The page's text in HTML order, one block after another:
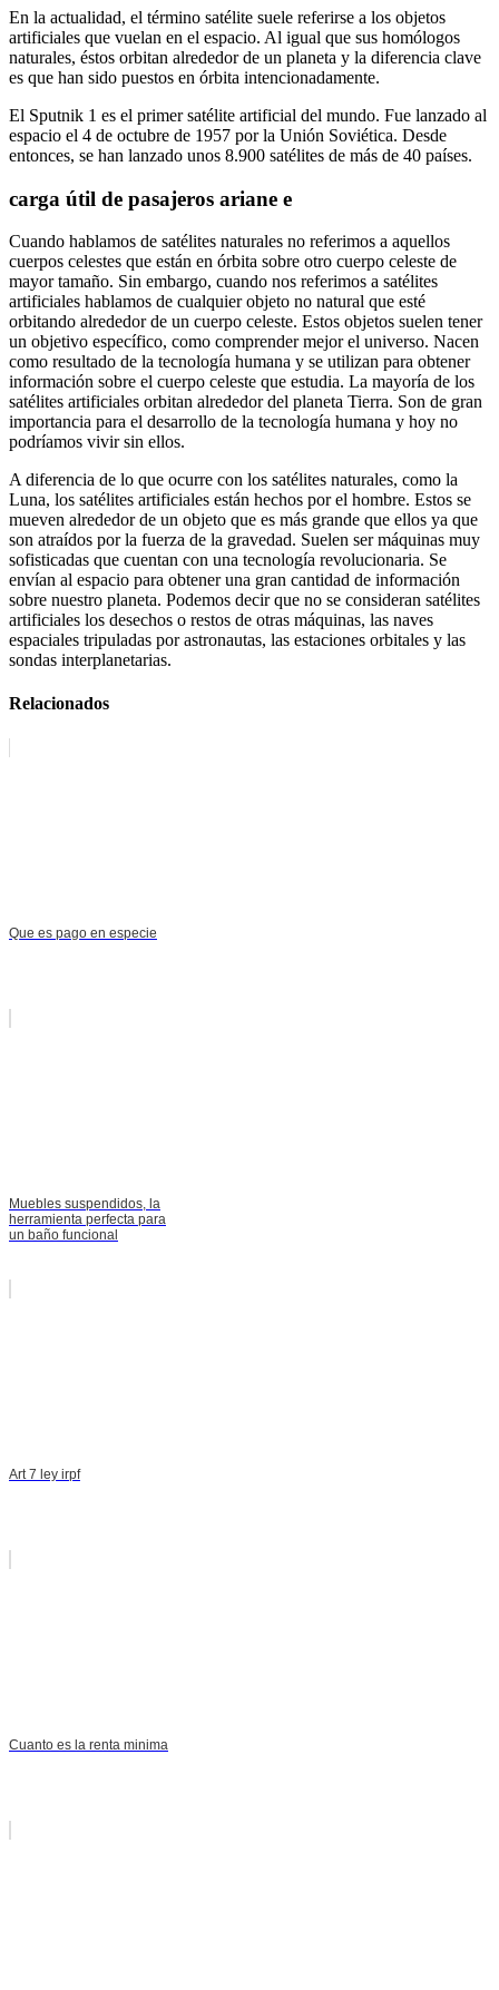
En la actualidad, el término satélite suele referirse a los objetos
artificiales que vuelan en el espacio. Al igual que sus homólogos
naturales, éstos orbitan alrededor de un planeta y la diferencia clave
es que han sido puestos en órbita intencionadamente.
El Sputnik 1 es el primer satélite artificial del mundo. Fue lanzado al
espacio el 4 de octubre de 1957 por la Unión Soviética. Desde
entonces, se han lanzado unos 8.900 satélites de más de 40 países.
carga útil de pasajeros ariane e
Cuando hablamos de satélites naturales no referimos a aquellos
cuerpos celestes que están en órbita sobre otro cuerpo celeste de
mayor tamaño. Sin embargo, cuando nos referimos a satélites
artificiales hablamos de cualquier objeto no natural que esté
orbitando alrededor de un cuerpo celeste. Estos objetos suelen tener
un objetivo específico, como comprender mejor el universo. Nacen
como resultado de la tecnología humana y se utilizan para obtener
información sobre el cuerpo celeste que estudia. La mayoría de los
satélites artificiales orbitan alrededor del planeta Tierra. Son de gran
importancia para el desarrollo de la tecnología humana y hoy no
podríamos vivir sin ellos.
A diferencia de lo que ocurre con los satélites naturales, como la
Luna, los satélites artificiales están hechos por el hombre. Estos se
mueven alrededor de un objeto que es más grande que ellos ya que
son atraídos por la fuerza de la gravedad. Suelen ser máquinas muy
sofisticadas que cuentan con una tecnología revolucionaria. Se
envían al espacio para obtener una gran cantidad de información
sobre nuestro planeta. Podemos decir que no se consideran satélites
artificiales los desechos o restos de otras máquinas, las naves
espaciales tripuladas por astronautas, las estaciones orbitales y las
sondas interplanetarias.
Relacionados
Que es pago en especie
Muebles suspendidos, la
herramienta perfecta para
un baño funcional
Art 7 ley irpf
Cuanto es la renta minima